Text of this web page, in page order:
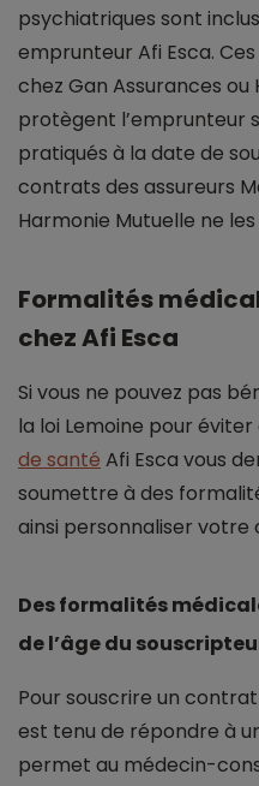
psychiatriques sont
emprunteur Afi Esca.
chez Gan Assurances ou
protègent l’emprunteur
pratiqués à la date de
contrats des assureurs
Harmonie Mutuelle ne
Formalités
chez Afi Esca
Si vous ne pouvez pas
la loi Lemoine pour
de santé Afi Esca vous
soumettre à des
ainsi personnaliser
Des formalités
de l’âge du
Pour souscrire un
est tenu de répondre à
permet au médecin-